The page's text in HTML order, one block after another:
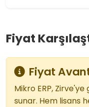
Fiyat
Fiyat
Mikro ERP,
sunar. Hem lisans